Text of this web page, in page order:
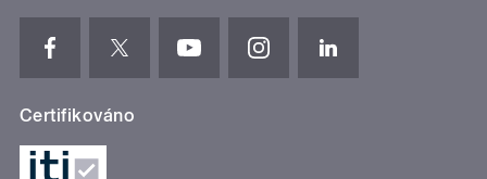
Certifikováno